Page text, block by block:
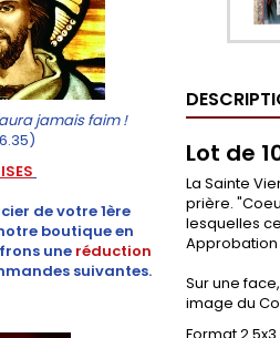
jamais faim !
de votre 1ère
boutique en
une réduction
suivantes.
Lot de
La Sainte
prière.
lesquelles
Approbation
Sur une
image du